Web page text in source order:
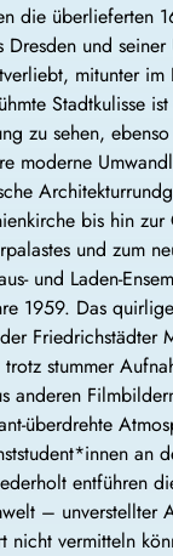
die überlieferten
und seiner
mitunter
Stadtkulisse
zu sehen,
moderne
bis hin zur
und zum
und Laden-
1959. Das
Friedrichstädter
stummer
anderen
überdrehte
an
entführen
– unverstellter
nicht vermitteln